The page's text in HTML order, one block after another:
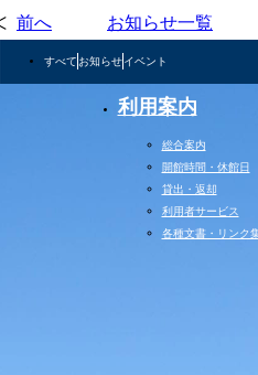
前へ お知らせ一覧
すべて お知らせイベント
利用案内
総合案内
開館時間・休館日
貸出・返却
利用者サービス
各種文書・リンク